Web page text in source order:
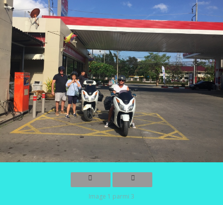
Image 1 parmi 3